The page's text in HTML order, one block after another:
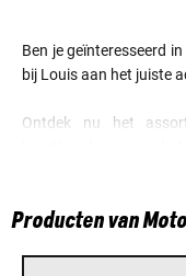
Ben je geïnteresseerd
bij Louis aan het juiste
Ontdek nu het
kaarthouders van
Producten van